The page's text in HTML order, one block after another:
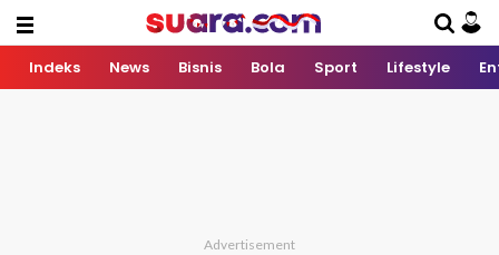
Indeks News Bisnis Bola Sport Lifestyle